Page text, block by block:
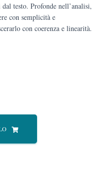
testo. Profonde nell’analisi,
con semplicità e
con coerenza e linearità.